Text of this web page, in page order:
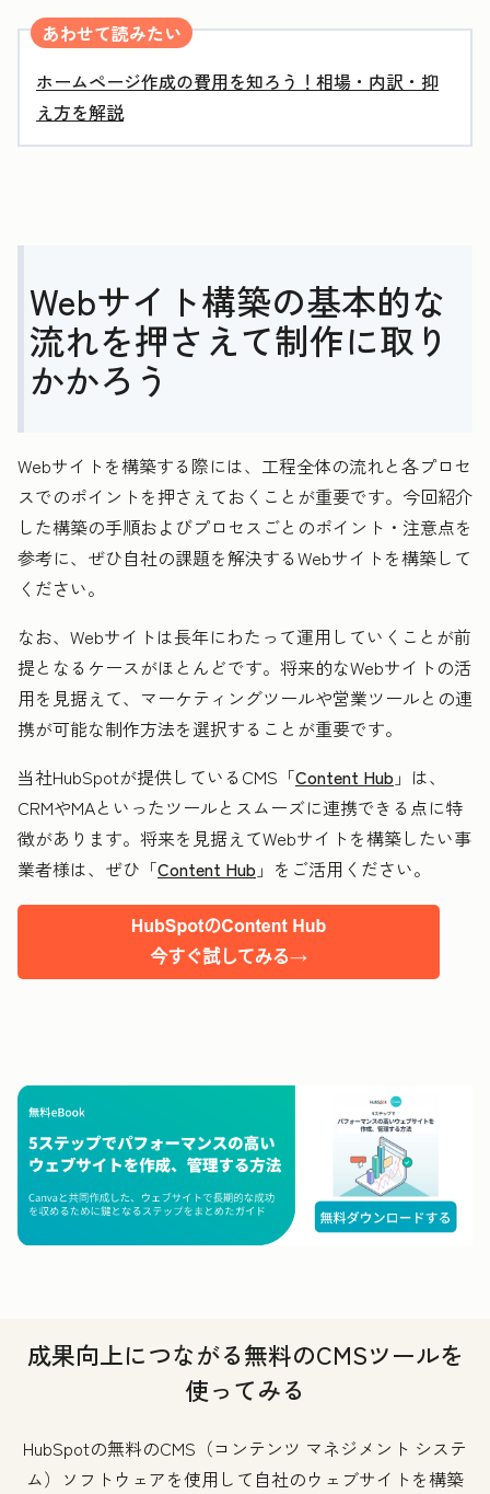
あわせて読みたい
ホームページ作成の費用を知ろう！相場・内訳・抑
え方を解説
Webサイト構築の基本的な
流れを押さえて制作に取り
かかろう
Webサイトを構築する際には、工程全体の流れと各プロセ
スでのポイントを押さえておくことが重要です。今回紹介
した構築の手順およびプロセスごとのポイント・注意点を
参考に、ぜひ自社の課題を解決するWebサイトを構築して
ください。
なお、Webサイトは長年にわたって運用していくことが前
提となるケースがほとんどです。将来的なWebサイトの活
用を見据えて、マーケティングツールや営業ツールとの連
携が可能な制作方法を選択することが重要です。
当社HubSpotが提供しているCMS「Content Hub 」は、
CRMやMAといったツールとスムーズに連携できる点に特
徴があります。将来を見据えてWebサイトを構築したい事
業者様は、ぜひ「Content Hub 」をご活用ください。
成果向上につながる無料のCMSツールを
使ってみる
HubSpotの無料のCMS（コンテンツ マネジメント システ
ム）ソフトウェアを使用して自社のウェブサイトを構築